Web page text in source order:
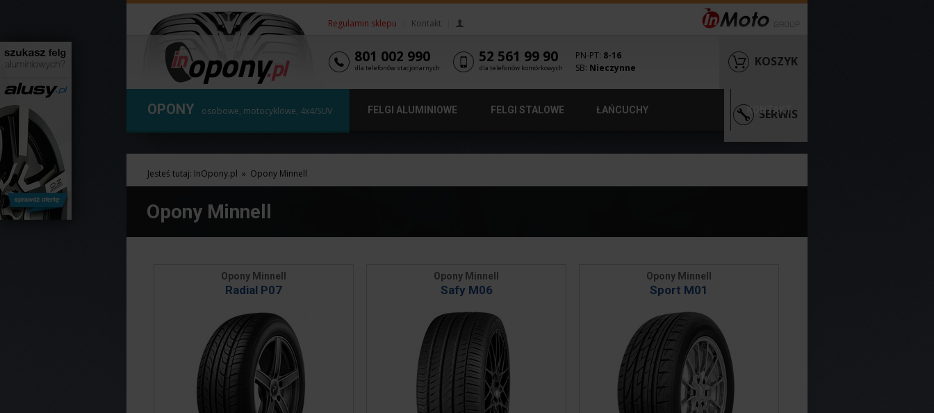
Regulamin sklepu Kontakt
801 002 990
dla telefonów stacjonarnych
52 561 99 90
dla telefonów komórkowych
PN-PT: 8-16
SB: Nieczynne KOSZYK
SERWIS
OPONY osobowe, motocyklowe, 4x4/SUV FELGI ALUMINIOWE FELGI STALOWE ŁAŃCUCHY KONTAKT
Jesteś tutaj: InOpony.pl » Opony Minnell
Opony Minnell
Opony Minnell
Radial P07
Opony Minnell
Safy M06
Opony Minnell
Sport M01